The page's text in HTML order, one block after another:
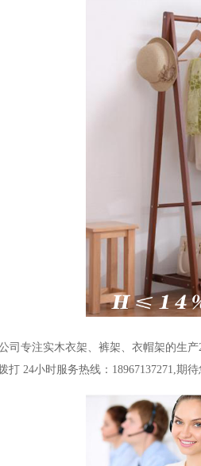
司专注实木衣架、裤架、衣帽架的生产
打 24小时服务热线： 18967137271,期待